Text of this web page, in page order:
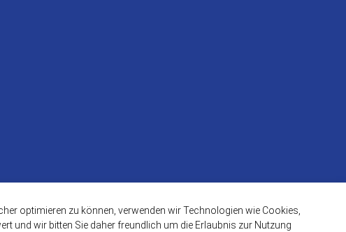
optimieren zu können, verwenden wir Technologien wie Cookies,
und wir bitten Sie daher freundlich um die Erlaubnis zur Nutzung